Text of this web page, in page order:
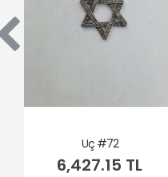
Uç #72
6,427.15 TL